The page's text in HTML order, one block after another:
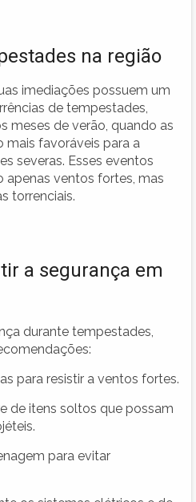
na região
imediações possuem um
de tempestades,
meses de verão, quando as
mais favoráveis para a
severas. Esses eventos
apenas ventos fortes, mas
torrenciais.
a segurança em
durante tempestades,
para resistir a ventos fortes.
de itens soltos que possam
para evitar